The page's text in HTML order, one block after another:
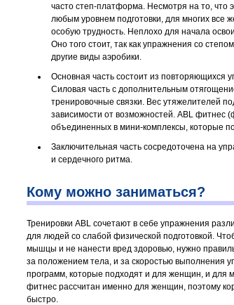
часто степ-платформа. Несмотря на то, что
любым уровнем подготовки, для многих все
особую трудность. Неплохо для начала
Оно того стоит, так как упражнения со
другие виды аэробики.
Основная часть состоит из повторяющихся
Силовая часть с дополнительным
тренировочные связки. Вес утяжелителей
зависимости от возможностей. ABL фитнес
объединенных в мини-комплексы, которые
Заключительная часть сосредоточена на
и сердечного ритма.
Кому можно заниматься?
Тренировки ABL сочетают в себе упражнения
для людей со слабой физической подготовкой.
мышцы и не нанести вред здоровью, нужно
за положением тела, и за скоростью выполнения
программ, которые подходят и для женщин, и для
фитнес рассчитан именно для женщин, поэтому
быстро.